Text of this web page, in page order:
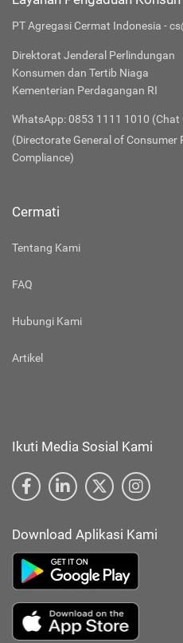
PT Agregasi Cermat Indonesia -
Direktorat Jenderal Perlindungan
Konsumen dan Tertib Niaga
Kementerian Perdagangan RI
WhatsApp: 0853 1111 1010 (Chat
(Directorate General of Consumer
Compliance)
Cermati
Tentang Kami
FAQ
Hubungi Kami
Artikel
Ikuti Media Sosial Kami
Download Aplikasi Kami